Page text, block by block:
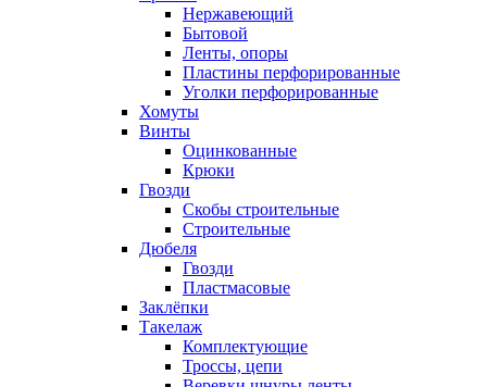
Нержавеющий
Бытовой
Ленты, опоры
Пластины перфорированные
Уголки перфорированные
Хомуты
Винты
Оцинкованные
Крюки
Гвозди
Скобы строительные
Строительные
Дюбеля
Гвозди
Пластмасовые
Заклёпки
Такелаж
Комплектующие
Троссы, цепи